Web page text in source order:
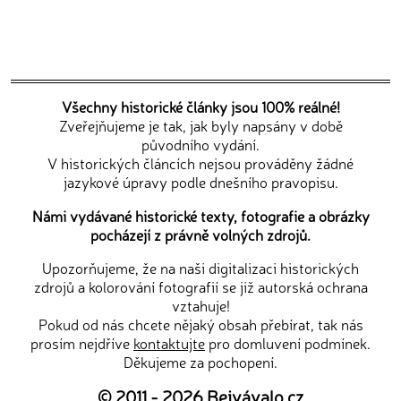
Všechny historické články jsou 100% reálné!
Zveřejňujeme je tak, jak byly napsány v době
původního vydání.
V historických článcích nejsou prováděny žádné
jazykové úpravy podle dnešního pravopisu.
Námi vydávané historické texty, fotografie a obrázky
pocházejí z právně volných zdrojů.
Upozorňujeme, že na naši digitalizaci historických
zdrojů a kolorování fotografií se již autorská ochrana
vztahuje!
Pokud od nás chcete nějaký obsah přebírat, tak nás
prosím nejdříve kontaktujte pro domluvení podmínek.
Děkujeme za pochopení.
© 2011 - 2026Bejvávalo.cz